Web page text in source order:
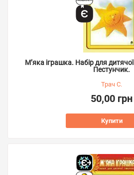
М’яка іграшка. Набір для
Пестунчик.
Трач С.
50,00 грн
Купити